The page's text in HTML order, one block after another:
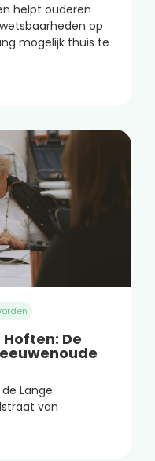
helpt ouderen
op
mogelijk thuis te
De
Lange
van